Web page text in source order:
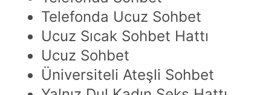
Telefonda Ucuz Sohbet
Ucuz Sıcak Sohbet Hattı
Ucuz Sohbet
Üniversiteli Ateşli Sohbet